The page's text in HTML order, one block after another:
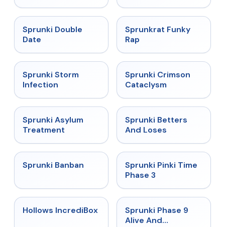
★
Sprunki Double
Date
★ 4.7
Sprunkrat Funky
Rap
★
Sprunki Storm
Infection
★ 4.7
Sprunki Crimson
Cataclysm
★
Sprunki Asylum
Treatment
★
Sprunki Betters
And Loses
★
Sprunki Banban ★ 4.9
Sprunki Pinki Time
Phase 3
★ 4.3
Hollows IncrediBox ★
Sprunki Phase 9
Alive And